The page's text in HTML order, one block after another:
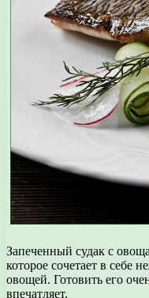
Запеченный судак с
которое сочетает в себе
овощей. Готовить его
впечатляет.